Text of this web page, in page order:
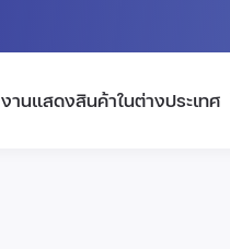
งานแสดงสินค้าในต่างประเทศ